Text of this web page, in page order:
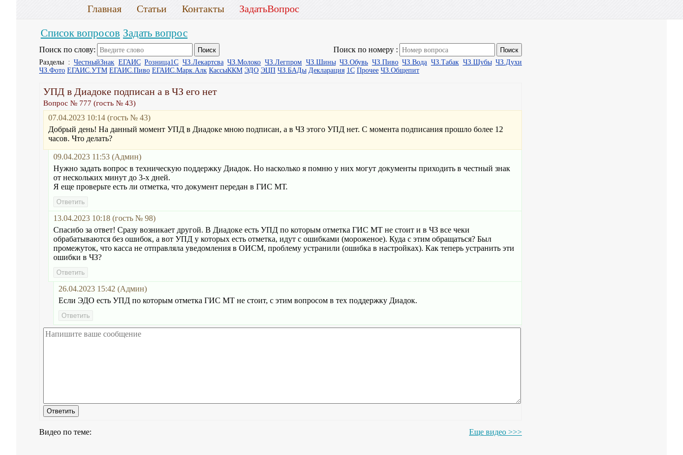
Главная Статьи Контакты ЗадатьВопрос
Список вопросов Задать вопрос
Поиск по слову: Поиск по номеру :
Разделы :ЧестныйЗнак ЕГАИС Розница1С ЧЗ.Лекартсва ЧЗ.Молоко ЧЗ.Легпром ЧЗ.Шины ЧЗ.Обувь ЧЗ.Пиво ЧЗ.Вода ЧЗ.Табак ЧЗ.Шубы ЧЗ.Духи
ЧЗ.Фото ЕГАИС.УТМ ЕГАИС.Пиво ЕГАИС.Марк.Алк КассыККМ ЭДО ЭЦП ЧЗ.БАДы Декларация 1С Прочее ЧЗ.Общепит
УПД в Диадоке подписан а в ЧЗ его нет
Вопрос № 777 (гость № 43)
07.04.2023 10:14 (гость № 43)
Добрый день! На данный момент УПД в Диадоке мною подписан, а в ЧЗ этого УПД нет. С момента подписания прошло более 12
часов. Что делать?
09.04.2023 11:53 (Админ)
Нужно задать вопрос в техническую поддержку Диадок. Но насколько я помню у них могут документы приходить в честный знак
от нескольких минут до 3-х дней.
Я еще проверьте есть ли отметка, что документ передан в ГИС МТ.
13.04.2023 10:18 (гость № 98)
Спасибо за ответ! Сразу возникает другой. В Диадоке есть УПД по которым отметка ГИС МТ не стоит и в ЧЗ все чеки
обрабатываются без ошибок, а вот УПД у которых есть отметка, идут с ошибками (мороженое). Куда с этим обращаться? Был
промежуток, что касса не отправляла уведомления в ОИСМ, проблему устранили (ошибка в настройках). Как теперь устранить эти
ошибки в ЧЗ?
26.04.2023 15:42 (Админ)
Если ЭДО есть УПД по которым отметка ГИС МТ не стоит, с этим вопросом в тех поддержку Диадок.
Видео по теме: Еще видео >>>